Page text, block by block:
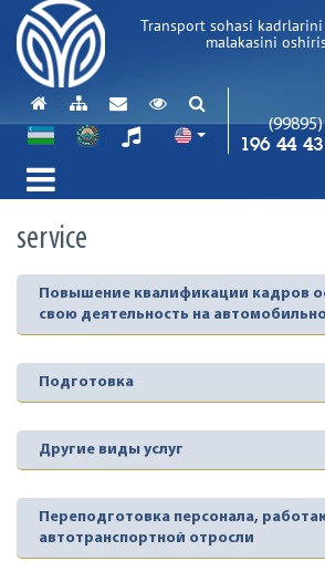
Transport sohasi
malakasini
(99895)
196 44 43
service
Повышение квалификации кадров
свою деятельность на
Подготовка
Другие виды услуг
Переподготовка персонала,
автотранспортной отросли